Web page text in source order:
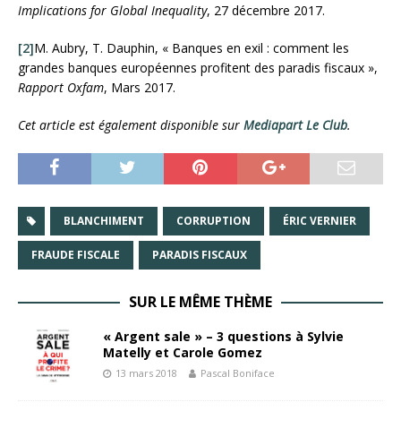
Implications for Global Inequality, 27 décembre 2017.
[2]M. Aubry, T. Dauphin, « Banques en exil : comment les
grandes banques européennes profitent des paradis fiscaux »,
Rapport Oxfam, Mars 2017.
Cet article est également disponible sur Mediapart Le Club.
BLANCHIMENT CORRUPTION ÉRIC VERNIER
FRAUDE FISCALE PARADIS FISCAUX
SUR LE MÊME THÈME
« Argent sale » – 3 questions à Sylvie
Matelly et Carole Gomez
13 mars 2018 Pascal Boniface